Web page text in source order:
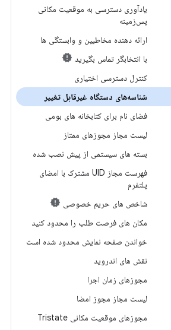
یادآوری دسترسی به موقعیت مکانی
پس‌زمینه
ارائه دهنده مخاطبین و وابستگی ها
با انتخابگر تماس بگیرید
کنترل دسترسی اختیاری
شناسه‌های دستگاه غیرقابل تغییر
فضای نام برای کتابخانه های بومی
لیست مجاز مجوزهای ممتاز
بسته های سیستمی از پیش نصب شده
فهرست مجاز UID مشترک با امضای
پلتفرم
شاخص های حریم خصوصی
مکان های فرصت طلب را محدود کنید
خواندن صفحه نمایش محدود شده است
نقش های اندروید
مجوزهای زمان اجرا
لیست مجاز مجوز امضا
مجوزهای موقعیت مکانی Tristate